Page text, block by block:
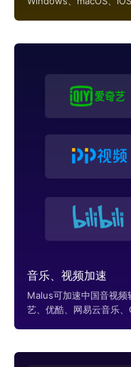
音乐、视频加速
Malus可加速中国音视频
艺、优酷、网易云音乐